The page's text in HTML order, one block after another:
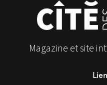
Magazine et site